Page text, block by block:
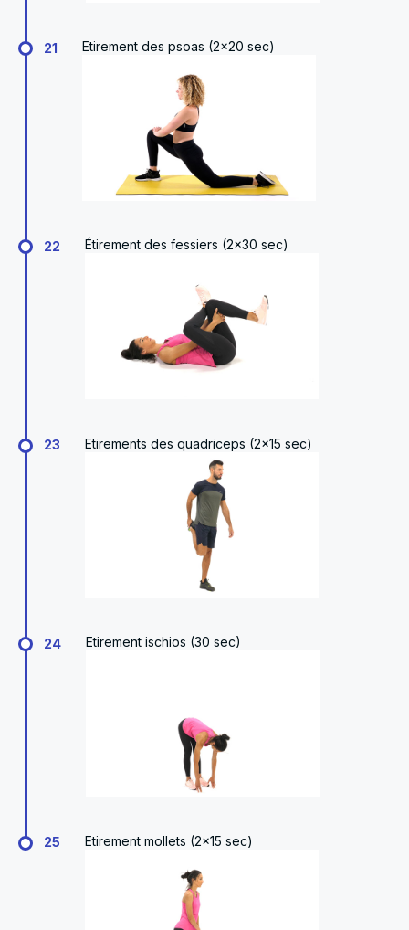
21 Etirement des psoas (2x20 sec)
22 Étirement des fessiers (2x30 sec)
23 Etirements des quadriceps (2x15 sec)
24 Etirement ischios (30 sec)
25 Etirement mollets (2x15 sec)